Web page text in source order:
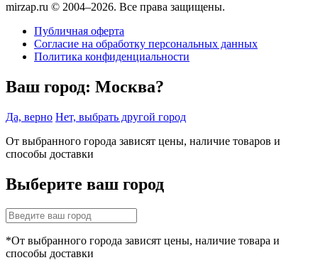
mirzap.ru © 2004–2026. Все права защищены.
Публичная оферта
Согласие на обработку персональных данных
Политика конфиденциальности
Ваш город: Москва?
Да, верно Нет, выбрать другой город
От выбранного города зависят цены, наличие товаров и
способы доставки
Выберите ваш город
*От выбранного города зависят цены, наличие товара и
способы доставки